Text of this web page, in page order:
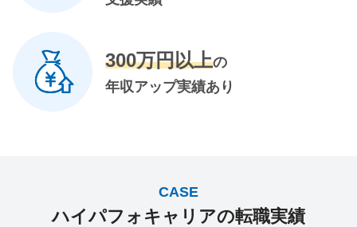
300万円以上の
年収アップ実績あり
CASE
ハイパフォキャリアの転職実績